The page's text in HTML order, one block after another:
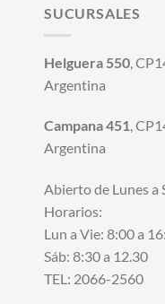
SUCURSALES
Helguera 550 ,
Argentina
Campana 451,
Argentina
Abierto de Lunes a
Horarios:
Lun a Vie: 8:00 a
Sáb: 8:30 a 12.30
TEL: 2066-2560